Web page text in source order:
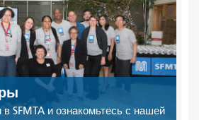
SFMTA и ознакомьтесь с нашей